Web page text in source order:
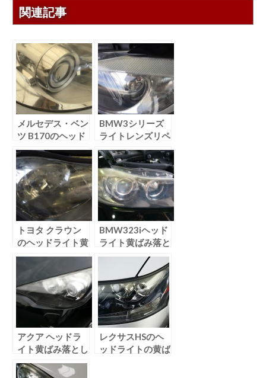
関連記事
メルセデス・ベン
ツ B170のヘッド
ライトリペア
BMW3シリーズ
ライトレンズリペ
ア
トヨタ クラウン
のヘッドライト黄
ばみ落としリペア
BMW323iヘッド
ライト黄ばみ落と
し
アクア ヘッドラ
イト黄ばみ落とし
レクサスHSのヘ
ッドライトの黄ば